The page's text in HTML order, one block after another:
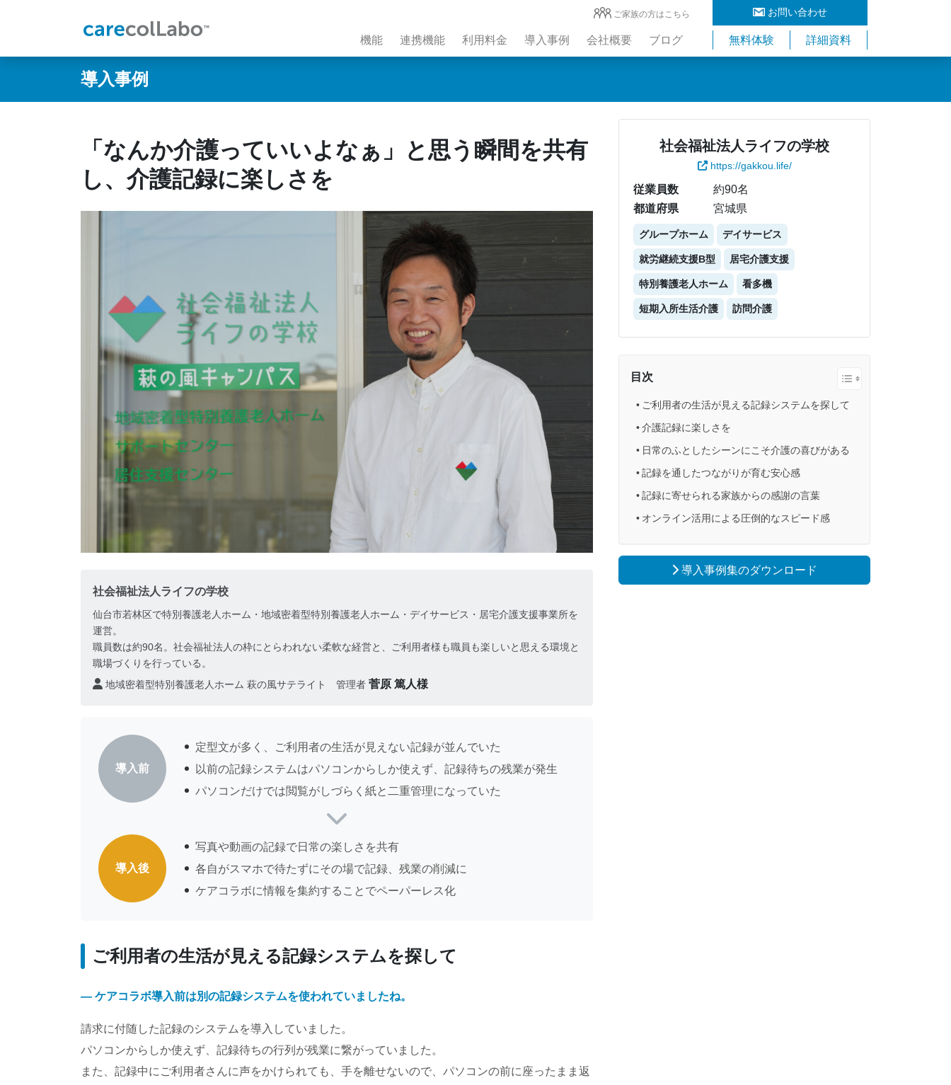
お問い合わせ
ご家族の方はこちら
機能 連携機能 利用料金 導入事例 会社概要 ブログ 無料体験 詳細資料
導入事例
「なんか介護っていいよなぁ」と思う瞬間を共有
し、介護記録に楽しさを
社会福祉法人ライフの学校
仙台市若林区で特別養護老人ホーム・地域密着型特別養護老人ホーム・デイサービス・居宅介護支援事業所を
運営。
職員数は約90名。社会福祉法人の枠にとらわれない柔軟な経営と、ご利用者様も職員も楽しいと思える環境と
職場づくりを行っている。
地域密着型特別養護老人ホーム 萩の風サテライト 管理者 菅原 篤人様
導入前
定型文が多く、ご利用者の生活が見えない記録が並んでいた
以前の記録システムはパソコンからしか使えず、記録待ちの残業が発生
パソコンだけでは閲覧がしづらく紙と二重管理になっていた
導入後
写真や動画の記録で日常の楽しさを共有
各自がスマホで待たずにその場で記録、残業の削減に
ケアコラボに情報を集約することでペーパーレス化
ご利用者の生活が見える記録システムを探して
― ケアコラボ導入前は別の記録システムを使われていましたね。
請求に付随した記録のシステムを導入していました。
パソコンからしか使えず、記録待ちの行列が残業に繋がっていました。
また、記録中にご利用者さんに声をかけられても、手を離せないので、パソコンの前に座ったまま返
社会福祉法人ライフの学校
https://gakkou.life/
従業員数
約90名
都道府県
宮城県
グループホーム デイサービス
就労継続支援B型 居宅介護支援
特別養護老人ホーム 看多機
短期入所生活介護 訪問介護
目次
ご利用者の生活が見える記録システムを探して
介護記録に楽しさを
日常のふとしたシーンにこそ介護の喜びがある
記録を通したつながりが育む安心感
記録に寄せられる家族からの感謝の言葉
オンライン活用による圧倒的なスピード感
導入事例集のダウンロード